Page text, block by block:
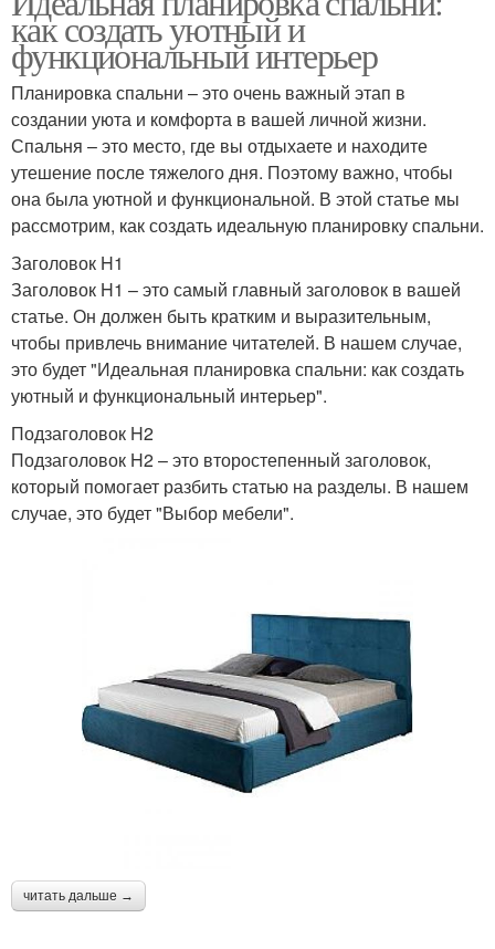
как создать уютный и
функциональный интерьер
Планировка спальни – это очень важный этап в
создании уюта и комфорта в вашей личной жизни.
Спальня – это место, где вы отдыхаете и находите
утешение после тяжелого дня. Поэтому важно, чтобы
она была уютной и функциональной. В этой статье мы
рассмотрим, как создать идеальную планировку спальни.
Заголовок H1
Заголовок H1 – это самый главный заголовок в вашей
статье. Он должен быть кратким и выразительным,
чтобы привлечь внимание читателей. В нашем случае,
это будет "Идеальная планировка спальни: как создать
уютный и функциональный интерьер".
Подзаголовок H2
Подзаголовок H2 – это второстепенный заголовок,
который помогает разбить статью на разделы. В нашем
случае, это будет "Выбор мебели".
читать дальше →